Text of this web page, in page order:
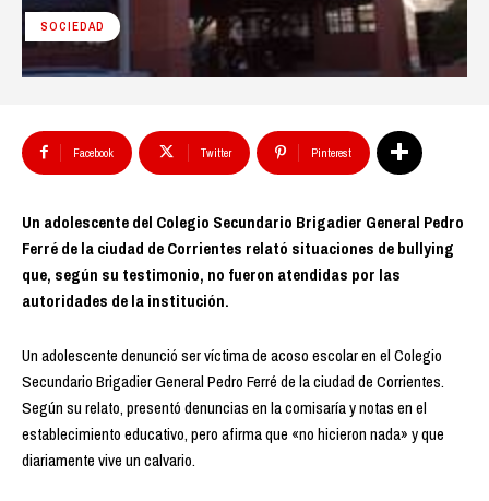
SOCIEDAD
Facebook Twitter Pinterest
Un adolescente del Colegio Secundario Brigadier General Pedro
Ferré de la ciudad de Corrientes relató situaciones de bullying
que, según su testimonio, no fueron atendidas por las
autoridades de la institución.
Un adolescente denunció ser víctima de acoso escolar en el Colegio
Secundario Brigadier General Pedro Ferré de la ciudad de Corrientes.
Según su relato, presentó denuncias en la comisaría y notas en el
establecimiento educativo, pero afirma que «no hicieron nada» y que
diariamente vive un calvario.